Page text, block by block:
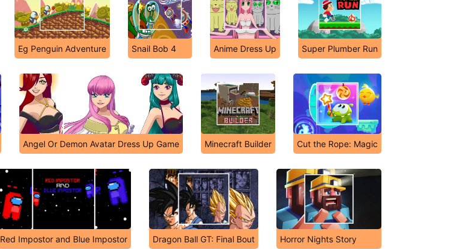
Eg Penguin Adventure Snail Bob 4 Anime Dress Up Super Plumber Run
Angel Or Demon Avatar Dress Up Game Minecraft Builder Cut the Rope: Magic
Red Impostor and Blue Impostor Dragon Ball GT: Final Bout Horror Nights Story